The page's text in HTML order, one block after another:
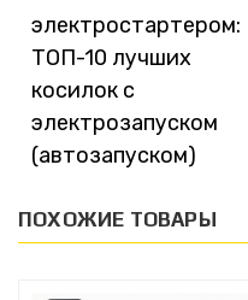
электростартером:
ТОП-10 лучших
косилок с
электрозапуском
(автозапуском)
ПОХОЖИЕ ТОВАРЫ